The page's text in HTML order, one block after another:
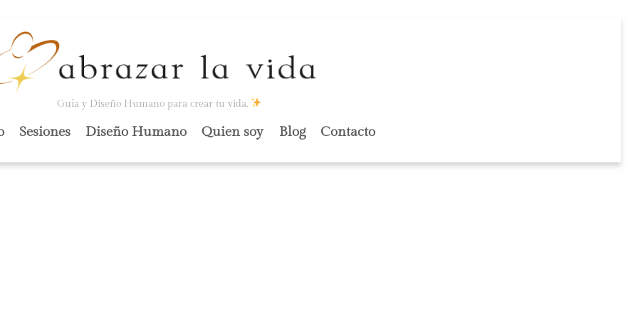
Guía y Diseño Humano para crear tu vida.
Sesiones Diseño Humano Quien soy Blog Contacto